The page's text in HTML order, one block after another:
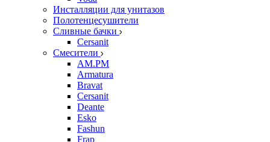
Инсталляции для унитазов
Полотенцесушители
Сливные бачки
Cersanit
Смесители
AM.PM
Armatura
Bravat
Cersanit
Deante
Esko
Fashun
Frap